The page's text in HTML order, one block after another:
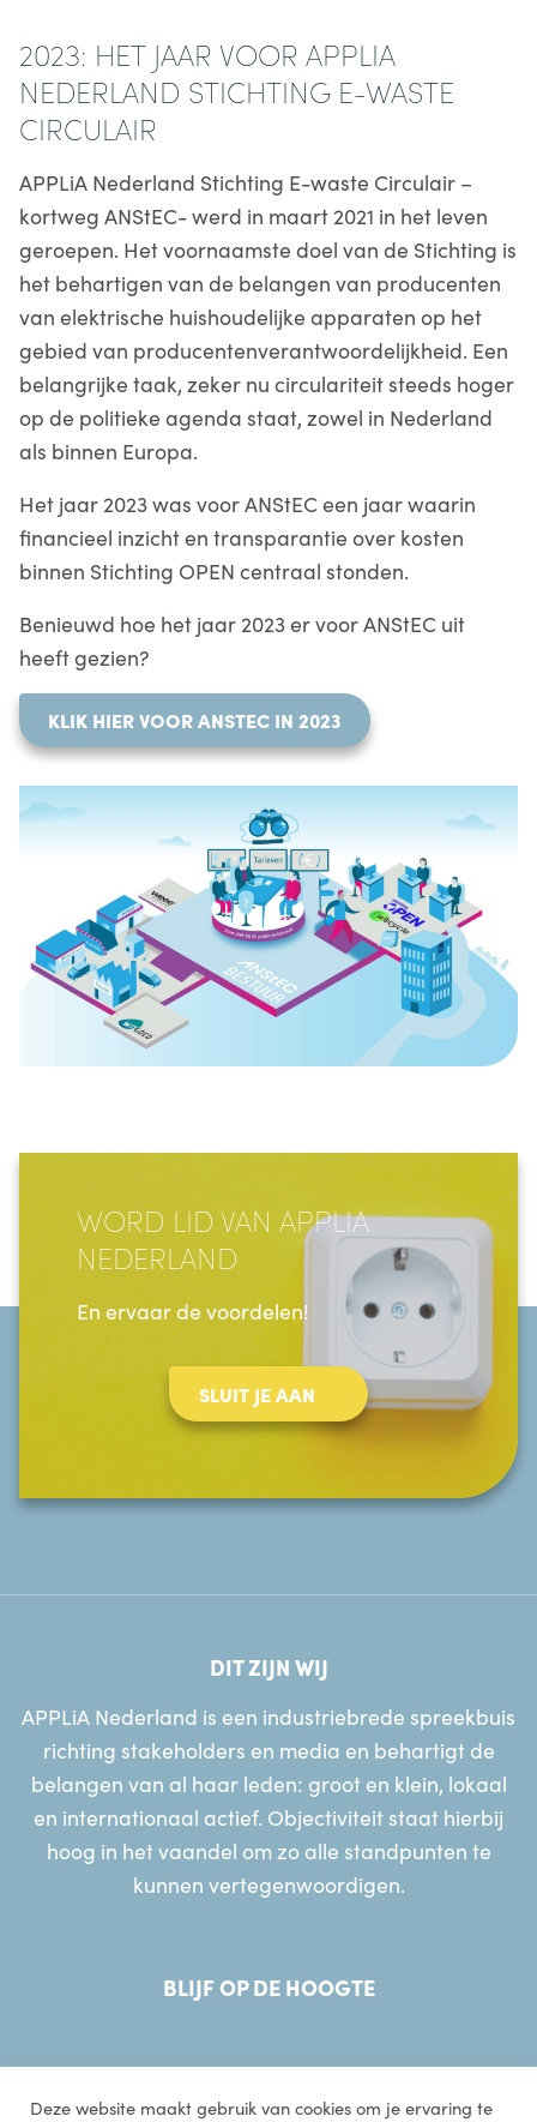
2023: HET JAAR VOOR APPLIA
NEDERLAND STICHTING E-WASTE
CIRCULAIR
APPLiA Nederland Stichting E-waste Circulair –
kortweg ANStEC- werd in maart 2021 in het leven
geroepen. Het voornaamste doel van de Stichting is
het behartigen van de belangen van producenten
van elektrische huishoudelijke apparaten op het
gebied van producentenverantwoordelijkheid. Een
belangrijke taak, zeker nu circulariteit steeds hoger
op de politieke agenda staat, zowel in Nederland
als binnen Europa.
Het jaar 2023 was voor ANStEC een jaar waarin
financieel inzicht en transparantie over kosten
binnen Stichting OPEN centraal stonden.
Benieuwd hoe het jaar 2023 er voor ANStEC uit
heeft gezien?
KLIK HIER VOOR ANSTEC IN 2023
WORD LID VAN APPLIA
NEDERLAND
En ervaar de voordelen!
SLUIT JE AAN
DIT ZIJN WIJ
APPLiA Nederland is een industriebrede spreekbuis
richting stakeholders en media en behartigt de
belangen van al haar leden: groot en klein, lokaal
en internationaal actief. Objectiviteit staat hierbij
hoog in het vaandel om zo alle standpunten te
kunnen vertegenwoordigen.
BLIJF OP DE HOOGTE
Deze website maakt gebruik van cookies om je ervaring te